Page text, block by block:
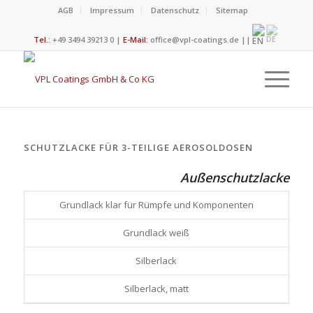
AGB Impressum Datenschutz Sitemap
Tel.: +49 3494 39213 0 | E-Mail: office@vpl-coatings.de||
SCHUTZLACKE FÜR 3-TEILIGE AEROSOLDOSEN
Außenschutzlacke
Grundlack klar für Rümpfe und Komponenten
Grundlack weiß
Silberlack
Silberlack, matt